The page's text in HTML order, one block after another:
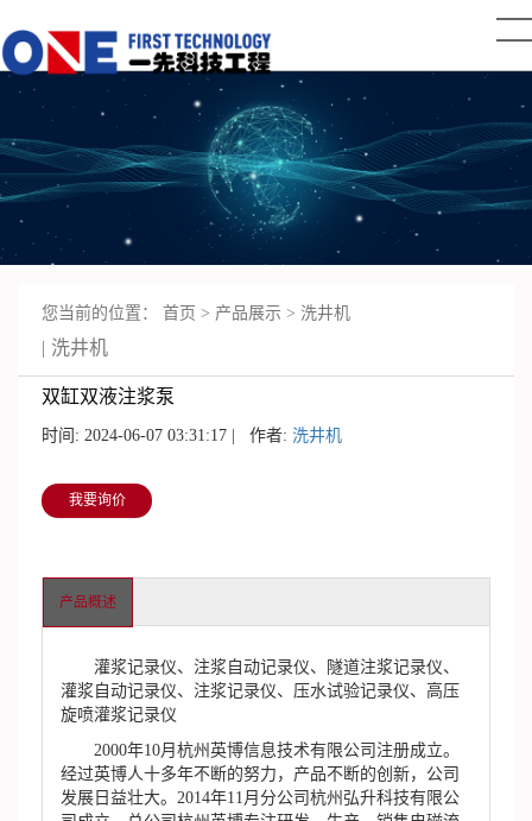
您当前的位置： 首页 > 产品展示 > 洗井机
洗井机
双缸双液注浆泵
时间: 2024-06-07 03:31:17 | 作者: 洗井机
我要询价
产品概述
灌浆记录仪、注浆自动记录仪、隧道注浆记录仪、
灌浆自动记录仪、注浆记录仪、压水试验记录仪、高压
旋喷灌浆记录仪
2000年10月杭州英博信息技术有限公司注册成立。
经过英博人十多年不断的努力，产品不断的创新，公司
发展日益壮大。2014年11月分公司杭州弘升科技有限公